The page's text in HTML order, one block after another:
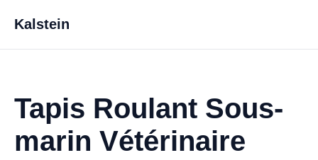
Kalstein
Tapis Roulant Sous-
marin Vétérinaire